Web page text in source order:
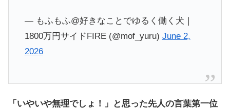
— もふもふ@好きなことでゆるく働く犬｜
1800万円サイドFIRE (@mof_yuru) June 2,
2026
「いやいや無理でしょ！」と思った先人の言葉第一位